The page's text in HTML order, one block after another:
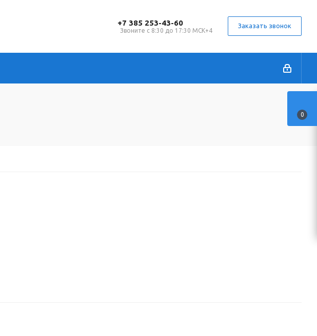
+7 385 253-43-60
Звоните с 8:30 до 17:30 МСК+4
Заказать звонок
0